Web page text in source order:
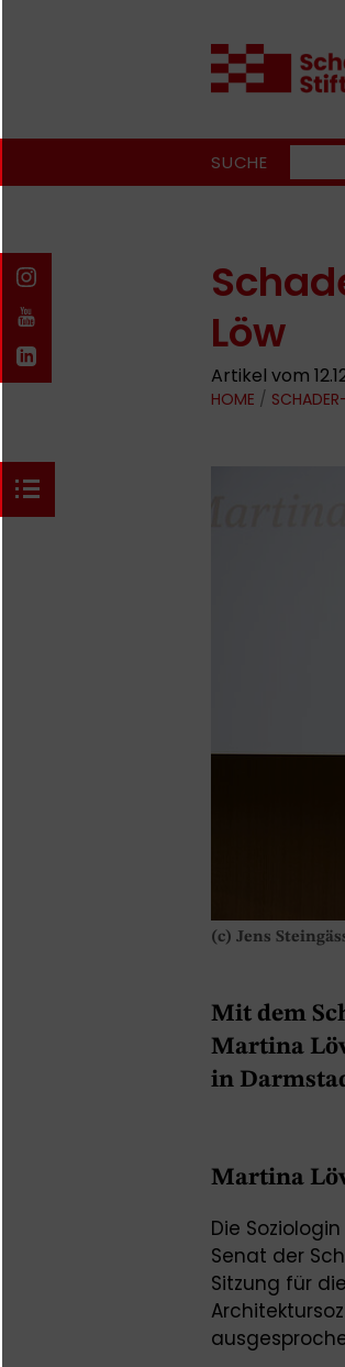
SUCHE
Löw
Artikel vom
HOME /
(c) Jens
Mit dem
Martina
in
Martina
Die
Senat der
Sitzung für